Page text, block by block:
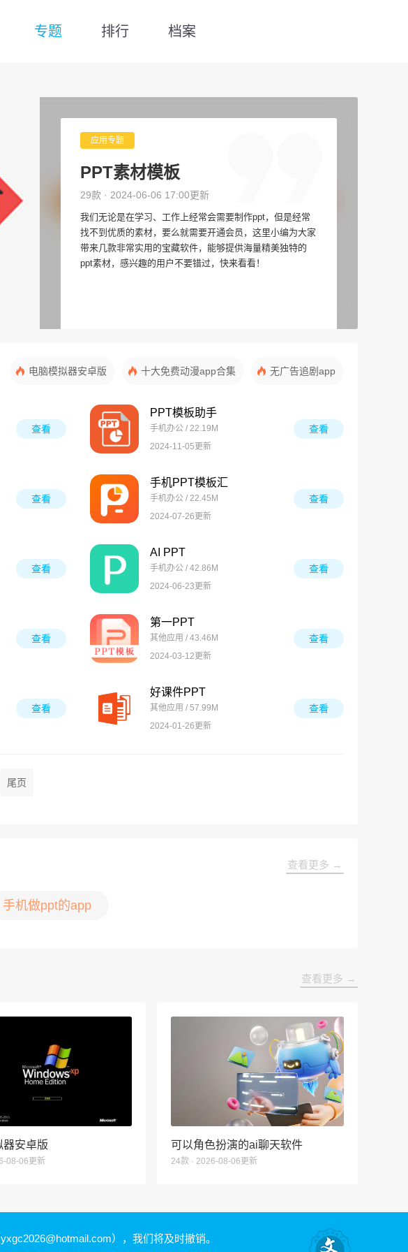
专题 排行 档案
应用专题
PPT素材模板
29款 · 2024-06-06 17:00更新
我们无论是在学习、工作上经常会需要制作ppt，但是经常
找不到优质的素材，要么就需要开通会员，这里小编为大家
带来几款非常实用的宝藏软件，能够提供海量精美独特的
ppt素材，感兴趣的用户不要错过，快来看看！
电脑模拟器安卓版 十大免费动漫app合集 无广告追剧app
查看
PPT模板助手
手机办公 / 22.19M
2024-11-05更新
查看
查看
手机PPT模板汇
手机办公 / 22.45M
2024-07-26更新
查看
查看
AI PPT
手机办公 / 42.86M
2024-06-23更新
查看
查看
第一PPT
其他应用 / 43.46M
2024-03-12更新
查看
查看
好课件PPT
其他应用 / 57.99M
2024-01-26更新
查看
尾页
查看更多 →
手机做ppt的app
查看更多 →
器安卓版
08-06更新
可以角色扮演的ai聊天软件
24款 · 2026-08-06更新
yxgc2026@hotmail.com） ，我们将及时撤销。